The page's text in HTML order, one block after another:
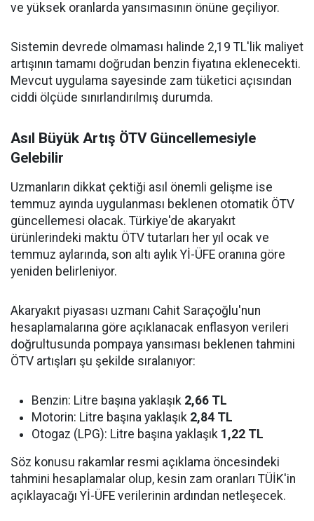
ve yüksek oranlarda yansımasının önüne geçiliyor.
Sistemin devrede olmaması halinde 2,19 TL'lik maliyet
artışının tamamı doğrudan benzin fiyatına eklenecekti.
Mevcut uygulama sayesinde zam tüketici açısından
ciddi ölçüde sınırlandırılmış durumda.
Asıl Büyük Artış ÖTV Güncellemesiyle
Gelebilir
Uzmanların dikkat çektiği asıl önemli gelişme ise
temmuz ayında uygulanması beklenen otomatik ÖTV
güncellemesi olacak. Türkiye'de akaryakıt
ürünlerindeki maktu ÖTV tutarları her yıl ocak ve
temmuz aylarında, son altı aylık Yİ-ÜFE oranına göre
yeniden belirleniyor.
Akaryakıt piyasası uzmanı Cahit Saraçoğlu'nun
hesaplamalarına göre açıklanacak enflasyon verileri
doğrultusunda pompaya yansıması beklenen tahmini
ÖTV artışları şu şekilde sıralanıyor:
Benzin: Litre başına yaklaşık 2,66 TL
Motorin: Litre başına yaklaşık 2,84 TL
Otogaz (LPG): Litre başına yaklaşık 1,22 TL
Söz konusu rakamlar resmi açıklama öncesindeki
tahmini hesaplamalar olup, kesin zam oranları TÜİK'in
açıklayacağı Yİ-ÜFE verilerinin ardından netleşecek.